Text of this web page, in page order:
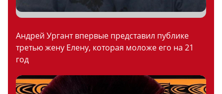
Андрей Ургант впервые представил публике
третью жену Елену, которая моложе его на 21
год